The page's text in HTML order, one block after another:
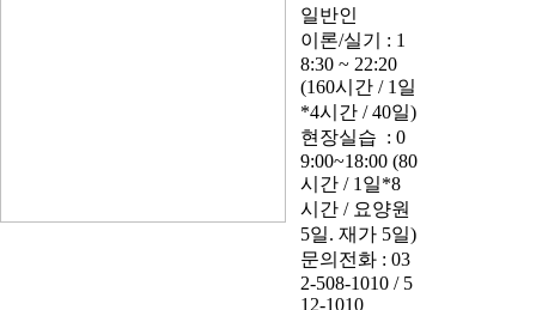
일반인
이론/실기 : 1
8:30 ~ 22:20
(160시간 / 1일
*4시간 / 40일)
현장실습 : 0
9:00~18:00 (80
시간 / 1일*8
시간 / 요양원
5일. 재가 5일)
문의전화 : 03
2-508-1010 / 5
12-1010